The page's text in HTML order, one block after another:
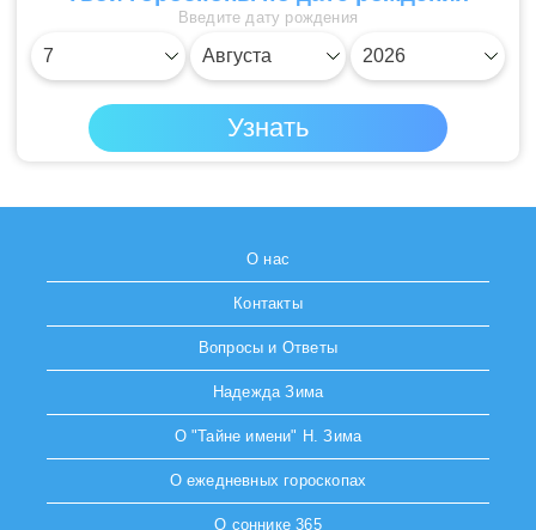
Введите дату рождения
О нас
Контакты
Вопросы и Ответы
Надежда Зима
О "Тайне имени" Н. Зима
О ежедневных гороскопах
О соннике 365